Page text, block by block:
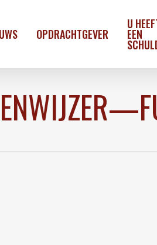
OPDRACHTGEVER
U
EEN